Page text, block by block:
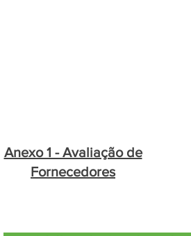
Anexo 1 - Avaliação de
Fornecedores